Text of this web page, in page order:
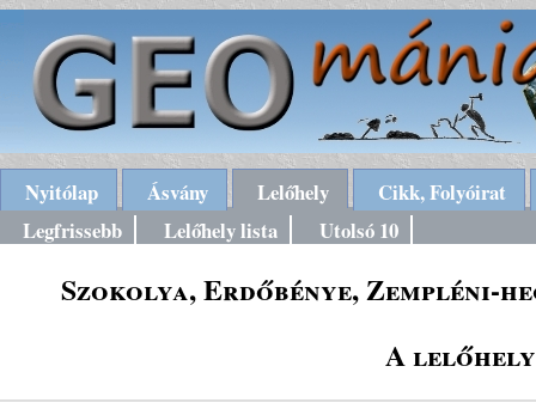
Nyitólap Ásvány Lelőhely
Cikk, Folyóirat
Legfrissebb
Lelőhely lista Utolsó 10
Szokolya, Erdőbénye, Zempléni-
A lelőhely